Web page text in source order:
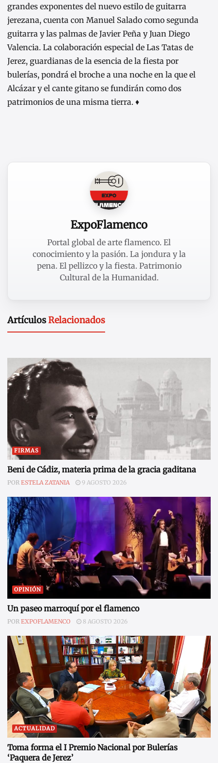
grandes exponentes del nuevo estilo de guitarra
jerezana, cuenta con Manuel Salado como segunda
guitarra y las palmas de Javier Peña y Juan Diego
Valencia. La colaboración especial de Las Tatas de
Jerez, guardianas de la esencia de la fiesta por
bulerías, pondrá el broche a una noche en la que el
Alcázar y el cante gitano se fundirán como dos
patrimonios de una misma tierra. ♦
ExpoFlamenco
Portal global de arte flamenco. El
conocimiento y la pasión. La jondura y la
pena. El pellizco y la fiesta. Patrimonio
Cultural de la Humanidad.
ArtículosRelacionados
FIRMAS
Beni de Cádiz, materia prima de la gracia gaditana
POR ESTELA ZATANIA 9 AGOSTO 2026
OPINIÓN
Un paseo marroquí por el flamenco
POR EXPOFLAMENCO 8 AGOSTO 2026
ACTUALIDAD
Toma forma el I Premio Nacional por Bulerías
‘Paquera de Jerez’